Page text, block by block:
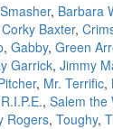
, Barbara
Corky Baxter,
, Gabby, Green
Garrick, Jimmy
, Mr. Terrific,
, Salem the
Rogers, Toughy,